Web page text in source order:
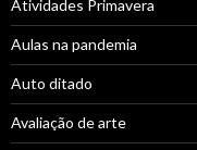
Atividades Primavera
Aulas na pandemia
Auto ditado
Avaliação de arte